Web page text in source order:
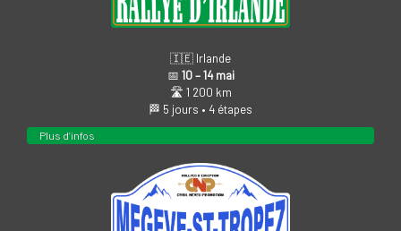
🇮🇪 Irlande
📅 10 – 14 mai
🛣️ 1 200 km
🏁 5 jours • 4 étapes
Plus d’infos